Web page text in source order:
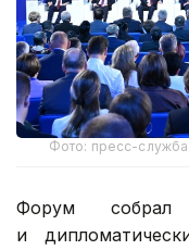
Фото: пресс-
Форум собрал
и